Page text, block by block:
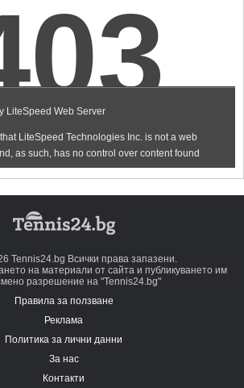
Tennis24.bg Всички права запазени.
на материали от сайта и публикуването им
разрешение на "Tennis24.bg"
Правила за ползване
Реклама
Политика за лични данни
За нас
Контакти